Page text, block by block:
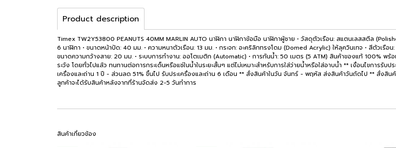
Product description
Timex TW2Y53800 PEANUTS 40MM MARLIN AUTO นาฬิกา นาฬิกาข้อมือ นาฬิกาผู้ชาย • วัสดุตัวเรือน: สแตนเลสสตีล
6 นาฬิกา • ขนาดหน้าปัด: 40 มม. • ความหนาตัวเรือน: 13 มม. • กระจก: อะคริลิกทรงโดม (Domed Acrylic) ให้ลุควินเทจ • สีตัวเรื
ขนาดความกว้างสาย: 20 มม. • ระบบการทำงาน: ออโตเมติก (Automatic) • การกันน้ำ: 50 เมตร (5 ATM) สินค้าของแท้ 100% พ
ระวัง โดยทั่วไปแล้ว ทนทานต่อการกระเด็นหรือแช่ในน้ำในระยะสั้นๆ แต่ไม่เหมาะสำหรับการใส่ว่ายน้ำหรือใส่อาบน้ำ ** เงื่อนไขการ
เครื่องและถ่าน 1 ปี - ส่วนลด 51% ขึ้นไป รับประเครื่องและถ่าน 6 เดือน ** สั่งสินค้าในวัน จันทร์ - พฤหัส ส่งสินค้าวันถัดไป ** สั่ง
ลูกค้าจะได้รับสินค้าหลังจากที่ร้านจัดส่ง 2-5 วันทำการ
สินค้าเกี่ยวข้อง